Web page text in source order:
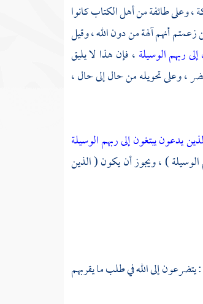
، وعلى طائفة من أهل الكتاب كانوا
أنهم آلهة من دون الله ، وقيل
ربهم الوسيلة، فإن هذا لا يليق
، وعلى تحويله من حال إلى حال ،
يدعون يبتغون إلى ربهم الوسيلة
) ، ويجوز أن يكون ( الذين
: يتضرعون إلى الله في طلب ما يقربهم